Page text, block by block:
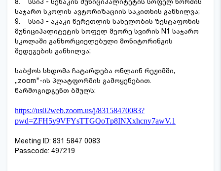
საჯარო სკოლის ავტორიზაციის საკითხის განხილვა;
9. სსიპ - აკაკი წერეთლის სახელობის ზესტაფონის
მუნიციპალიტეტის სოფელ მეორე სვირის N1 საჯარო
სკოლაში განხორციელებული მონიტორინგის
შედეგების განხილვა;
საბჭოს სხდომა ჩატარდება ონლაინ რეჟიმში,
,,zoom"-ის პლატფორმის გამოყენებით.
წარმოგიდგენთ ბმულს:
https://us02web.zoom.us/j/83158470083?
pwd=ZFH5y9VFYsTTGQoTp8INXxhcny7awV.1
Meeting ID: 831 5847 0083
Passcode: 497219